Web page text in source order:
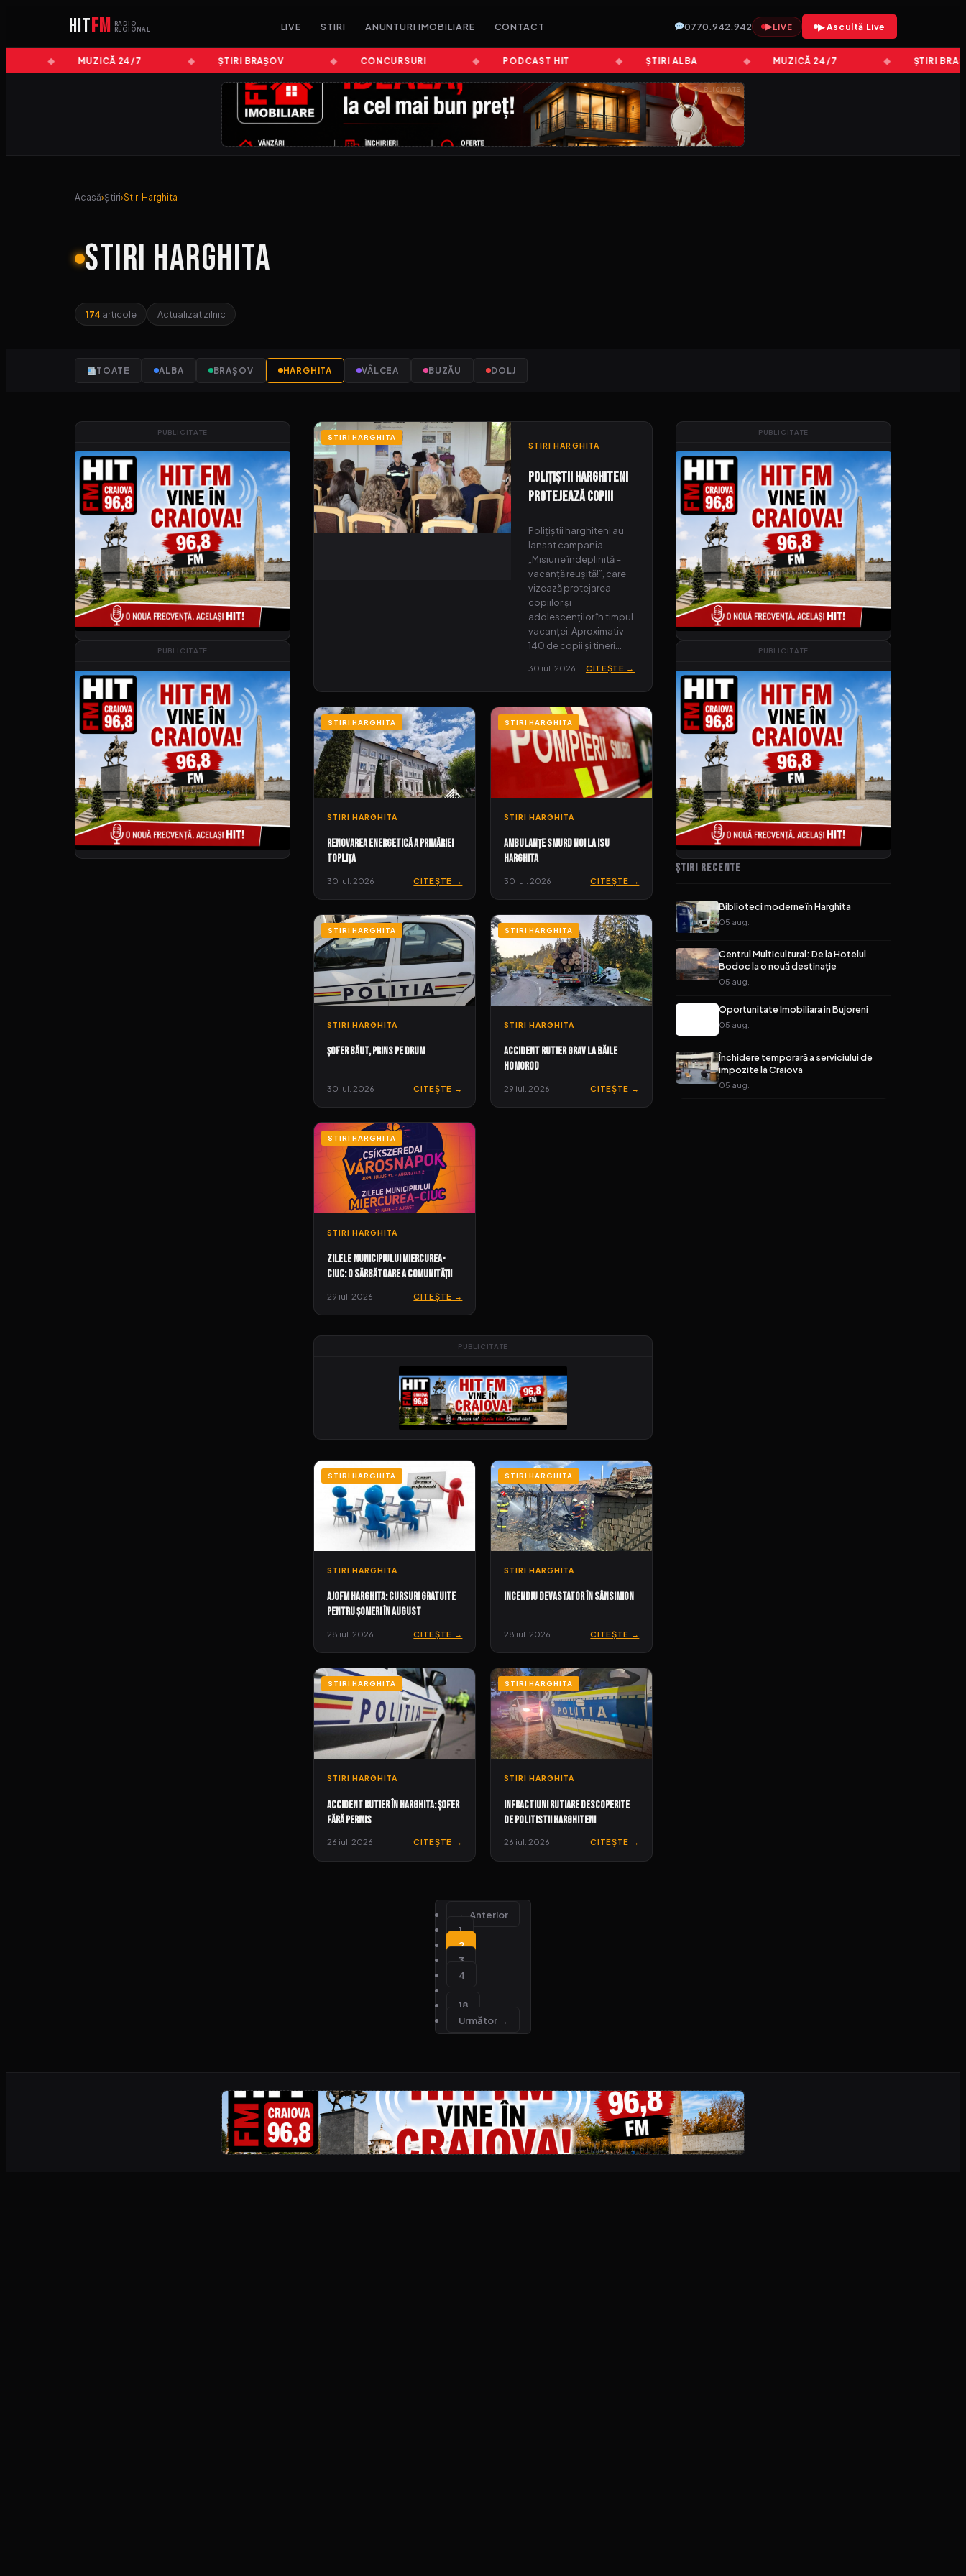
HITFM
RADIO
REGIONAL
LIVE STIRI ANUNTURI IMOBILIARE CONTACT 0770.942.942 ▶LIVE ▶ Ascultă Live
MUZICĂ 24/7 ȘTIRI BRAȘOV CONCURSURI PODCAST HIT ȘTIRI ALBA MUZICĂ 24/7 ȘTIRI BRAȘOV
PUBLICITATE
Acasă›Știri›Stiri Harghita
Stiri Harghita
174 articole Actualizat zilnic
TOATE ALBA BRAȘOV HARGHITA VÂLCEA BUZĂU DOLJ
PUBLICITATE
PUBLICITATE
STIRI HARGHITA
STIRI HARGHITA
Polițiștii Harghiteni
Protejează Copiii
Polițiștii harghiteni au
lansat campania
„Misiune îndeplinită –
vacanță reușită!”, care
vizează protejarea
copiilor și
adolescenților în timpul
vacanței. Aproximativ
140 de copii și tineri…
30 iul. 2026 CITEȘTE →
STIRI HARGHITA
STIRI HARGHITA
Renovarea Energetică a Primăriei
Toplița
30 iul. 2026 CITEȘTE →
STIRI HARGHITA
STIRI HARGHITA
Ambulanțe SMURD noi la ISU
Harghita
30 iul. 2026 CITEȘTE →
STIRI HARGHITA
STIRI HARGHITA
Șofer băut, prins pe drum
30 iul. 2026 CITEȘTE →
STIRI HARGHITA
STIRI HARGHITA
Accident rutier grav la Băile
Homorod
29 iul. 2026 CITEȘTE →
STIRI HARGHITA
STIRI HARGHITA
Zilele Municipiului Miercurea-
Ciuc: o sărbătoare a comunității
29 iul. 2026 CITEȘTE →
PUBLICITATE
STIRI HARGHITA
STIRI HARGHITA
AJOFM Harghita: Cursuri gratuite
pentru șomeri în august
28 iul. 2026 CITEȘTE →
STIRI HARGHITA
STIRI HARGHITA
Incendiu devastator în Sânsimion
28 iul. 2026 CITEȘTE →
STIRI HARGHITA
STIRI HARGHITA
Accident rutier în Harghita: șofer
fără permis
26 iul. 2026 CITEȘTE →
STIRI HARGHITA
STIRI HARGHITA
Infractiuni Rutiare Descoperite
de Politistii Harghiteni
26 iul. 2026 CITEȘTE →
← Anterior
1
2
3
4
18
Următor →
PUBLICITATE
PUBLICITATE
ȘTIRI RECENTE
Biblioteci moderne în Harghita
05 aug.
Centrul Multicultural: De la Hotelul
Bodoc la o nouă destinație
05 aug.
Oportunitate Imobiliara in Bujoreni
05 aug.
Închidere temporară a serviciului de
impozite la Craiova
05 aug.
PUBLICITATE